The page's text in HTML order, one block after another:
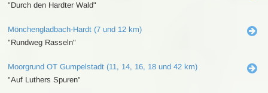
"Durch den Hardter Wald"
Mönchengladbach-Hardt (7 und 12 km)
"Rundweg Rasseln"
Moorgrund OT Gumpelstadt (11, 14, 16, 18 und 42 km)
"Auf Luthers Spuren"